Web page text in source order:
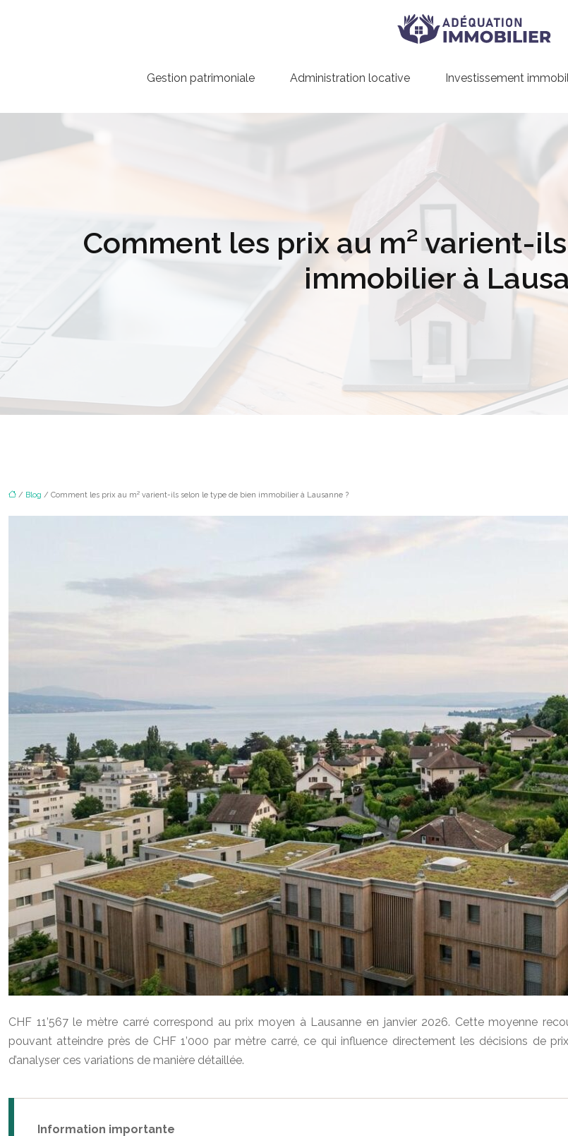
Gestion patrimoniale Administration locative Investissement
Comment les prix au m² varient-
immobilier à
/ Blog / Comment les prix au m² varient-ils selon le type de bien immobilier à Lausanne ?
CHF 11’567 le mètre carré correspond au prix moyen à Lausanne en janvier 2026. Cette moyenne
pouvant atteindre près de CHF 1’000 par mètre carré, ce qui influence directement les décisions de
d’analyser ces variations de manière détaillée.
Information importante